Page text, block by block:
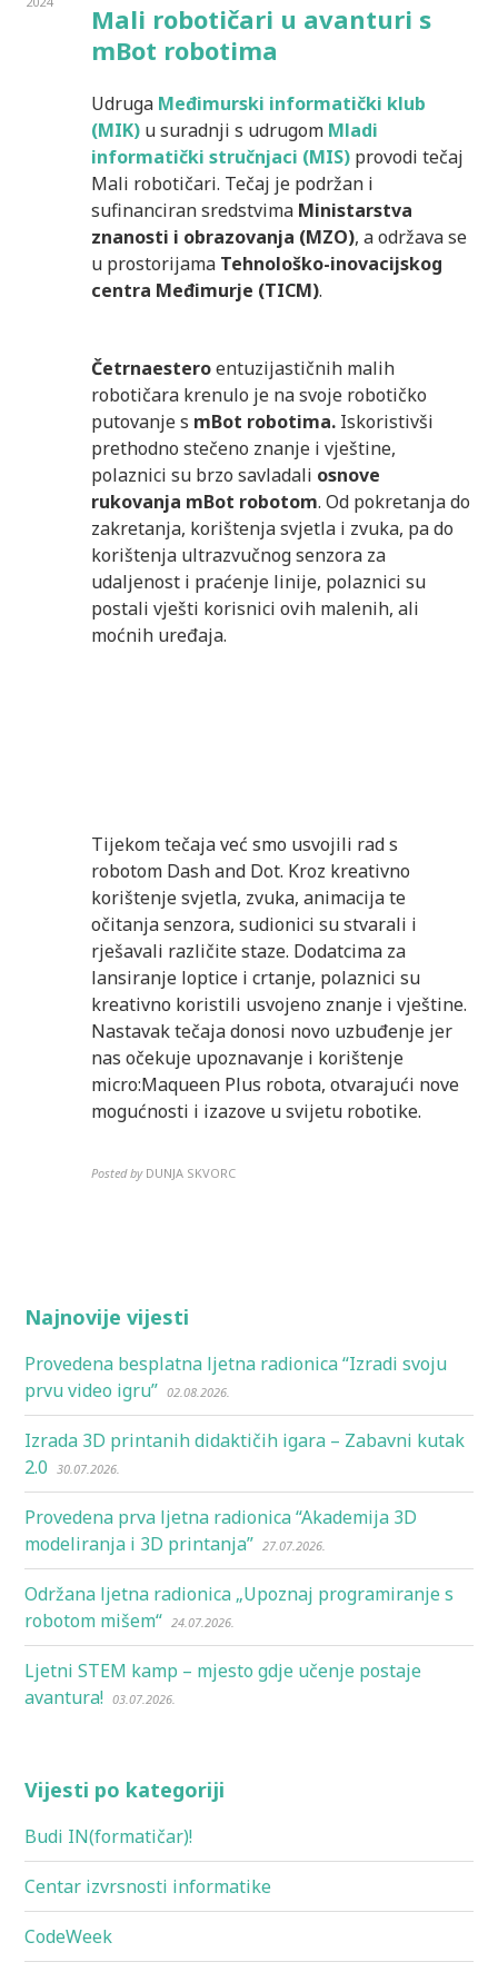
Mali robotičari u avanturi s
mBot robotima
Udruga Međimurski informatički klub
(MIK) u suradnji s udrugom Mladi
informatički stručnjaci (MIS) provodi tečaj
Mali robotičari. Tečaj je podržan i
sufinanciran sredstvima Ministarstva
znanosti i obrazovanja (MZO), a održava se
u prostorijama Tehnološko-inovacijskog
centra Međimurje (TICM).
Četrnaesteroentuzijastičnih malih
robotičara krenulo je na svoje robotičko
putovanje s mBot robotima. Iskoristivši
prethodno stečeno znanje i vještine,
polaznici su brzo savladali osnove
rukovanja mBot robotom. Od pokretanja do
zakretanja, korištenja svjetla i zvuka, pa do
korištenja ultrazvučnog senzora za
udaljenost i praćenje linije, polaznici su
postali vješti korisnici ovih malenih, ali
moćnih uređaja.
Tijekom tečaja već smo usvojili rad s
robotom Dash and Dot. Kroz kreativno
korištenje svjetla, zvuka, animacija te
očitanja senzora, sudionici su stvarali i
rješavali različite staze. Dodatcima za
lansiranje loptice i crtanje, polaznici su
kreativno koristili usvojeno znanje i vještine.
Nastavak tečaja donosi novo uzbuđenje jer
nas očekuje upoznavanje i korištenje
micro:Maqueen Plus robota, otvarajući nove
mogućnosti i izazove u svijetu robotike.
Posted by DUNJA SKVORC
Najnovije vijesti
Provedena besplatna ljetna radionica “Izradi svoju
prvu video igru” 02.08.2026.
Izrada 3D printanih didaktičih igara – Zabavni kutak
2.0
30.07.2026.
Provedena prva ljetna radionica “Akademija 3D
modeliranja i 3D printanja” 27.07.2026.
Održana ljetna radionica „Upoznaj programiranje s
robotom mišem“ 24.07.2026.
Ljetni STEM kamp – mjesto gdje učenje postaje
avantura! 03.07.2026.
Vijesti po kategoriji
Budi IN(formatičar)!
Centar izvrsnosti informatike
CodeWeek